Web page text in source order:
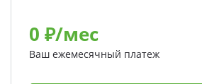
0 ₽/мес
Ваш ежемесячный платеж